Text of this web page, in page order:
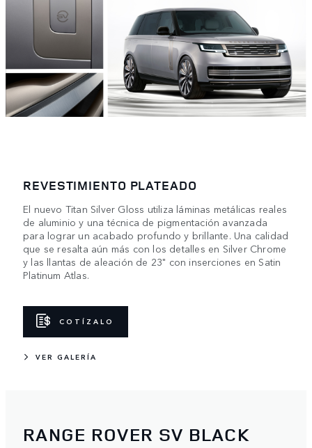
REVESTIMIENTO PLATEADO
El nuevo Titan Silver Gloss utiliza láminas metálicas reales
de aluminio y una técnica de pigmentación avanzada
para lograr un acabado profundo y brillante. Una calidad
que se resalta aún más con los detalles en Silver Chrome
y las llantas de aleación de 23" con inserciones en Satin
Platinum Atlas.
COTÍZALO
VER GALERÍA
RANGE ROVER SV BLACK